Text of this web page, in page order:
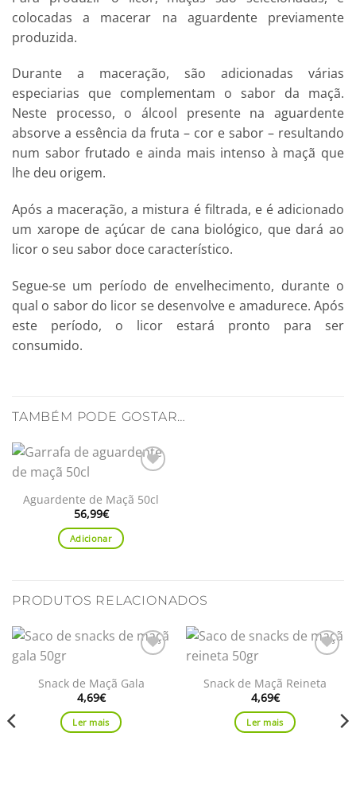
colocadas a macerar na aguardente previamente
produzida.
Durante a maceração, são adicionadas várias
especiarias que complementam o sabor da maçã.
Neste processo, o álcool presente na aguardente
absorve a essência da fruta – cor e sabor – resultando
num sabor frutado e ainda mais intenso à maçã que
lhe deu origem.
Após a maceração, a mistura é filtrada, e é adicionado
um xarope de açúcar de cana biológico, que dará ao
licor o seu sabor doce característico.
Segue-se um período de envelhecimento, durante o
qual o sabor do licor se desenvolve e amadurece. Após
este período, o licor estará pronto para ser
consumido.
TAMBÉM PODE GOSTAR…
aos
favoritos
Aguardente de Maçã 50cl
56,99€
Adicionar
PRODUTOS RELACIONADOS
aos
favoritos
Snack de Maçã Gala
4,69€
Ler mais
aos
favoritos
Snack de Maçã Reineta
4,69€
Ler mais